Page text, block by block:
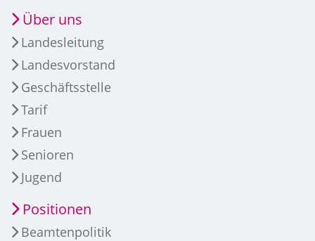
Über uns
Landesleitung
Landesvorstand
Geschäftsstelle
Tarif
Frauen
Senioren
Jugend
Positionen
Beamtenpolitik